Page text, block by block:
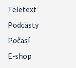
Teletext
Podcasty
Počasí
E-shop